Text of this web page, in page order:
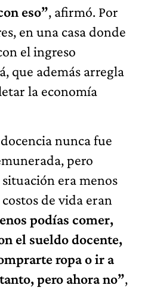
eso”, afirmó. Por
en una casa donde
el ingreso
que además arregla
la economía
nunca fue
pero
era menos
de vida eran
podías comer,
el sueldo docente,
ropa o ir a
pero ahora no”,